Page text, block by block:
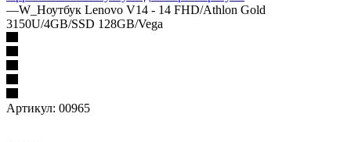
—W_Ноутбук Lenovo V14 - 14 FHD/Athlon Gold
3150U/4GB/SSD 128GB/Vega
Артикул: 00965